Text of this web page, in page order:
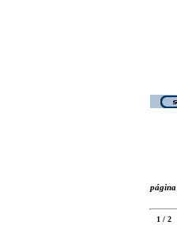
página
1 / 2